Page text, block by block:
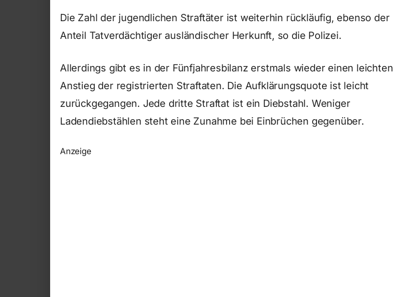
Die Zahl der jugendlichen Straftäter ist weiterhin rückläufig, ebenso der
Anteil Tatverdächtiger ausländischer Herkunft, so die Polizei.
Allerdings gibt es in der Fünfjahresbilanz erstmals wieder einen leichten
Anstieg der registrierten Straftaten. Die Aufklärungsquote ist leicht
zurückgegangen. Jede dritte Straftat ist ein Diebstahl. Weniger
Ladendiebstählen steht eine Zunahme bei Einbrüchen gegenüber.
Anzeige